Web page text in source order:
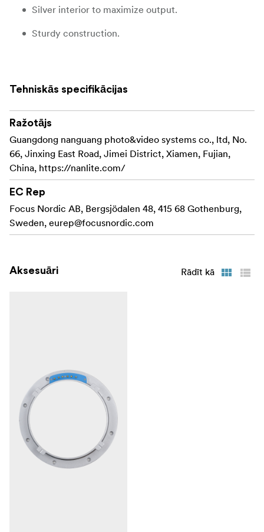
Silver interior to maximize output.
Sturdy construction.
Lantern Softbox 120cm with NL Mount x 1
Blackout Fabric x 1
Carrying Bag x 1
Tehniskās specifikācijas
Ražotājs
Guangdong nanguang photo&video systems co., ltd, No.
66, Jinxing East Road, Jimei District, Xiamen, Fujian,
China, https://nanlite.com/
EC Rep
Focus Nordic AB, Bergsjödalen 48, 415 68 Gothenburg,
Sweden, eurep@focusnordic.com
Aksesuāri Rādīt kā